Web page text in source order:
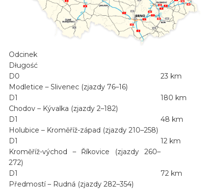
Odcinek
Długość
D0
Modletice – Slivenec (zjazdy 76–16)
23 km
D1
Chodov – Kývalka (zjazdy 2–182)
180 km
D1
Holubice – Kroměříž-západ (zjazdy 210–258)
48 km
D1
Kroměříž-východ – Říkovice (zjazdy 260–
272)
12 km
D1
Předmostí – Rudná (zjazdy 282–354)
72 km